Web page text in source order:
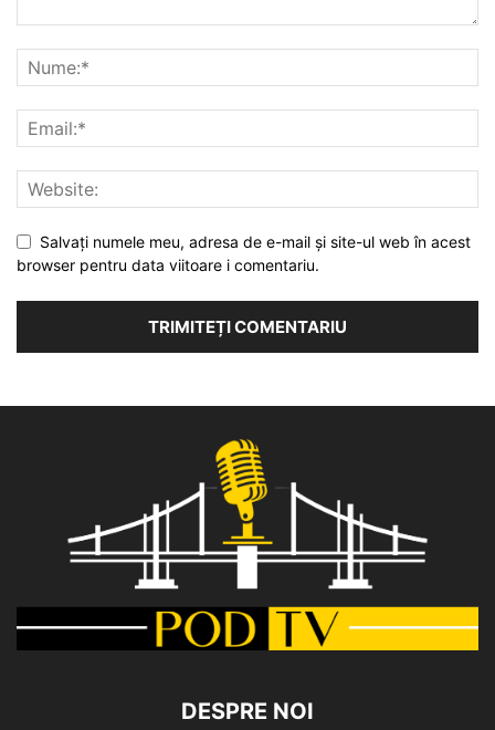
Salvați numele meu, adresa de e-mail și site-ul web în acest
browser pentru data viitoare i comentariu.
DESPRE NOI